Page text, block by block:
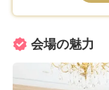
会場の魅力